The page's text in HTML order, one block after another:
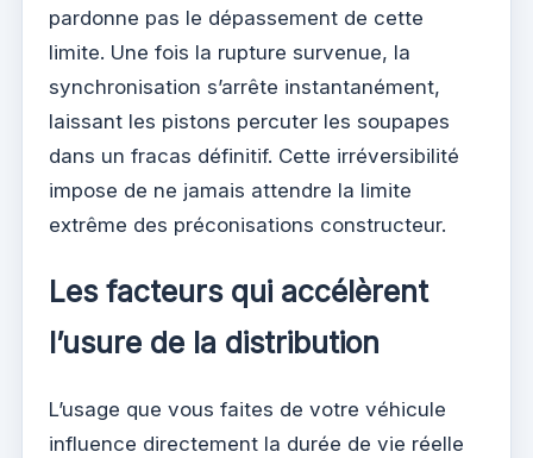
pardonne pas le dépassement de cette
limite. Une fois la rupture survenue, la
synchronisation s’arrête instantanément,
laissant les pistons percuter les soupapes
dans un fracas définitif. Cette irréversibilité
impose de ne jamais attendre la limite
extrême des préconisations constructeur.
Les facteurs qui accélèrent
l’usure de la distribution
L’usage que vous faites de votre véhicule
influence directement la durée de vie réelle